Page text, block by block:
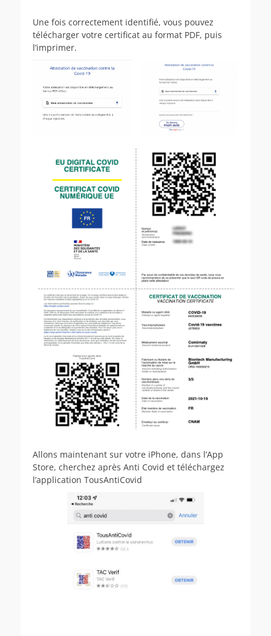
Une fois correctement identifié, vous pouvez
télécharger votre certificat au format PDF, puis
l’imprimer.
Allons maintenant sur votre iPhone, dans l’App
Store, cherchez après Anti Covid et téléchargez
l’application TousAntiCovid